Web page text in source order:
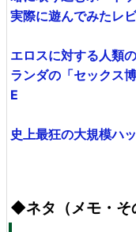
実際に遊んでみたレ
エロスに対する人類
ランダの「セックス
E
史上最狂の大規模ハ
◆ネタ（メモ・そ